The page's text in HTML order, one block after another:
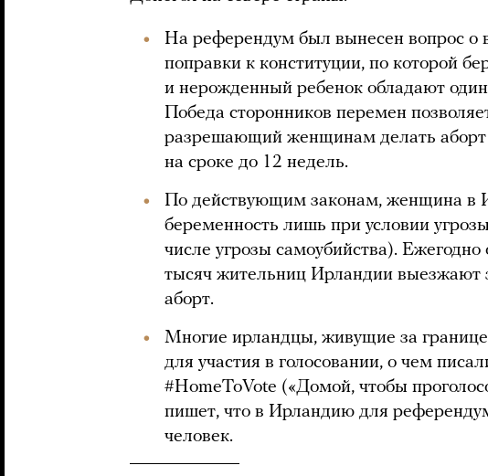
На референдум был вынесен вопрос о
поправки к конституции, по которой
и нерожденный ребенок обладают
Победа сторонников перемен
разрешающий женщинам делать аборт
на сроке до 12 недель.
По действующим законам, женщина в
беременность лишь при условии
числе угрозы самоубийства). Ежегодно
тысяч жительниц Ирландии выезжают
аборт.
Многие ирландцы, живущие за
для участия в голосовании, о чем
#HomeToVote («Домой, чтобы
пишет, что в Ирландию для
человек.